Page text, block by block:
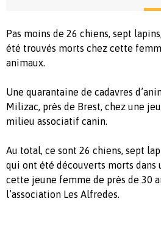
Pas moins de 26 chiens, sept
été trouvés morts chez cette
animaux.
Une quarantaine de cadavres
Milizac, près de Brest, chez une
milieu associatif canin.
Au total, ce sont 26 chiens, sept
qui ont été découverts morts
cette jeune femme de près de 30
l’association Les Alfredes.